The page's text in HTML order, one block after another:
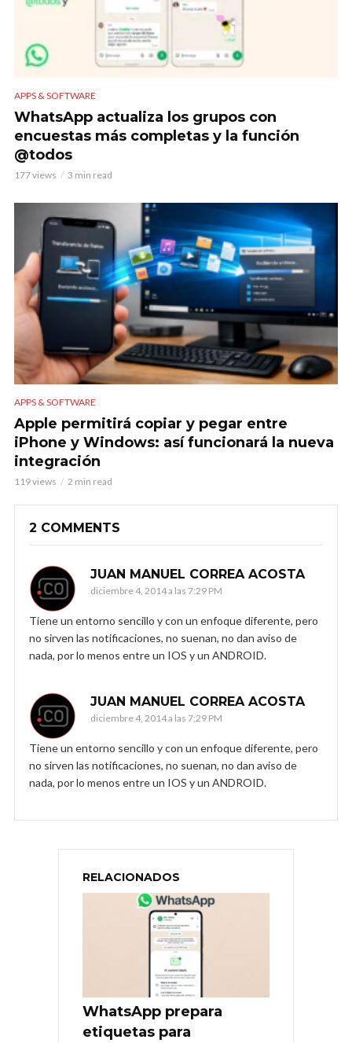
APPS & SOFTWARE
WhatsApp actualiza los grupos con
encuestas más completas y la función
@todos
177 views 3 min read
APPS & SOFTWARE
Apple permitirá copiar y pegar entre
iPhone y Windows: así funcionará la nueva
integración
119 views 2 min read
2 COMMENTS
JUAN MANUEL CORREA ACOSTA
diciembre 4, 2014 a las 7:29 PM
Tiene un entorno sencillo y con un enfoque diferente, pero
no sirven las notificaciones, no suenan, no dan aviso de
nada, por lo menos entre un IOS y un ANDROID.
JUAN MANUEL CORREA ACOSTA
diciembre 4, 2014 a las 7:29 PM
Tiene un entorno sencillo y con un enfoque diferente, pero
no sirven las notificaciones, no suenan, no dan aviso de
nada, por lo menos entre un IOS y un ANDROID.
RELACIONADOS
WhatsApp prepara
etiquetas para